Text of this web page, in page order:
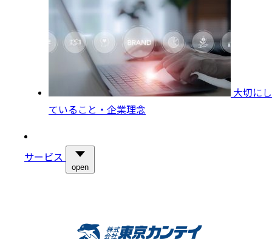
大切にし
ていること・企業理念
サービス
open